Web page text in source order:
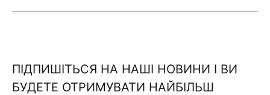
ПІДПИШІТЬСЯ НА НАШІ НОВИНИ І ВИ
БУДЕТЕ ОТРИМУВАТИ НАЙБІЛЬШ